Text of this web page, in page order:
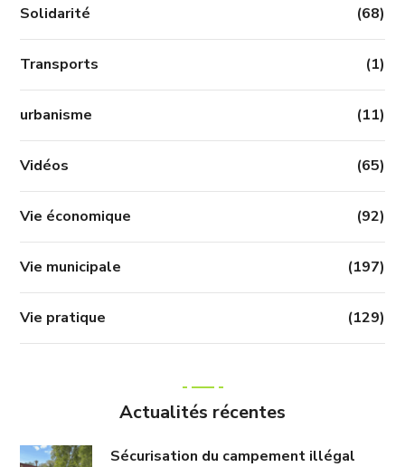
Solidarité (68)
Transports (1)
urbanisme (11)
Vidéos (65)
Vie économique (92)
Vie municipale (197)
Vie pratique (129)
Actualités récentes
Sécurisation du campement illégal